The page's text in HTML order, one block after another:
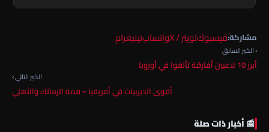
مشاركة:فيسبوكتويتر / X واتسابتيليغرام
‹ الخبر السابق
أبرز 10 لاعبين أفارقة تألقوا في أوروبا
الخبر التالي ›
أقوى الديربيات في أفريقيا – قمة الزمالك والأهلي
📰 أخبار ذات صلة